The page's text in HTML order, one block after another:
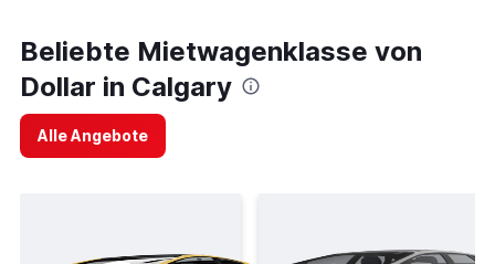
Beliebte Mietwagenklasse von
Dollar in Calgary
Alle Angebote